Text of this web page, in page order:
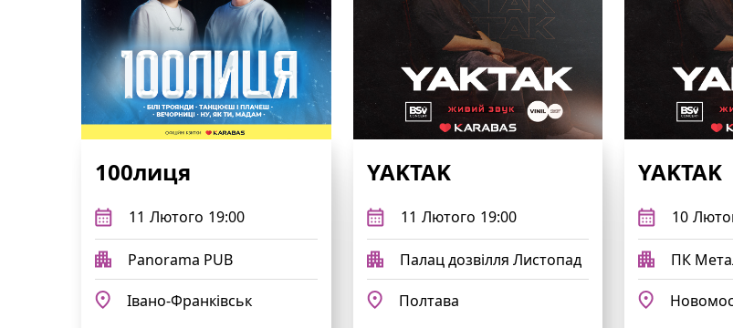
100лиця
11 Лютого 19:00
Panorama PUB
Івано-Франківськ
YAKTAK
11 Лютого 19:00
Палац дозвілля Листопад
Полтава
YAKTAK
10
ПК